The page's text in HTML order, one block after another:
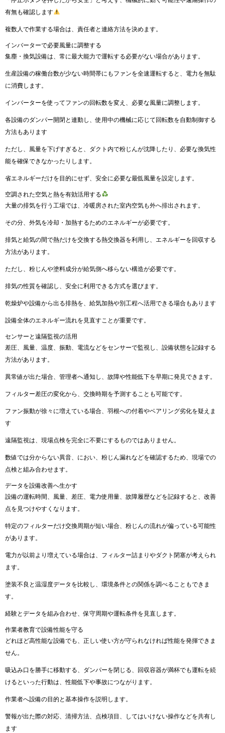
有無も確認します
複数人で作業する場合は、責任者と連絡方法を決めます。
インバーターで必要風量に調整する
集塵・換気設備は、常に最大能力で運転する必要がない場合があります。
生産設備の稼働台数が少ない時間帯にもファンを全速運転すると、電力を無駄
に消費します。
インバーターを使ってファンの回転数を変え、必要な風量に調整します。
各設備のダンパー開閉と連動し、使用中の機械に応じて回転数を自動制御する
方法もあります
ただし、風量を下げすぎると、ダクト内で粉じんが沈降したり、必要な換気性
能を確保できなかったりします。
省エネルギーだけを目的にせず、安全に必要な最低風量を設定します。
空調された空気と熱を有効活用する
大量の排気を行う工場では、冷暖房された室内空気も外へ排出されます。
その分、外気を冷却・加熱するためのエネルギーが必要です。
排気と給気の間で熱だけを交換する熱交換器を利用し、エネルギーを回収する
方法があります。
ただし、粉じんや塗料成分が給気側へ移らない構造が必要です。
排気の性質を確認し、安全に利用できる方式を選びます。
乾燥炉や設備から出る排熱を、給気加熱や別工程へ活用できる場合もあります
設備全体のエネルギー流れを見直すことが重要です。
センサーと遠隔監視の活用
差圧、風量、温度、振動、電流などをセンサーで監視し、設備状態を記録する
方法があります。
異常値が出た場合、管理者へ通知し、故障や性能低下を早期に発見できます。
フィルター差圧の変化から、交換時期を予測することも可能です。
ファン振動が徐々に増えている場合、羽根への付着やベアリング劣化を疑えま
す
遠隔監視は、現場点検を完全に不要にするものではありません。
数値では分からない異音、におい、粉じん漏れなどを確認するため、現場での
点検と組み合わせます。
データを設備改善へ生かす
設備の運転時間、風量、差圧、電力使用量、故障履歴などを記録すると、改善
点を見つけやすくなります。
特定のフィルターだけ交換周期が短い場合、粉じんの流れが偏っている可能性
があります。
電力が以前より増えている場合は、フィルター詰まりやダクト閉塞が考えられ
ます。
塗装不良と温湿度データを比較し、環境条件との関係を調べることもできま
す。
経験とデータを組み合わせ、保守周期や運転条件を見直します。
作業者教育で設備性能を守る‍
どれほど高性能な設備でも、正しい使い方が守られなければ性能を発揮できま
せん。
吸込み口を勝手に移動する、ダンパーを閉じる、回収容器が満杯でも運転を続
けるといった行動は、性能低下や事故につながります。
作業者へ設備の目的と基本操作を説明します。
警報が出た際の対応、清掃方法、点検項目、してはいけない操作などを共有し
ます